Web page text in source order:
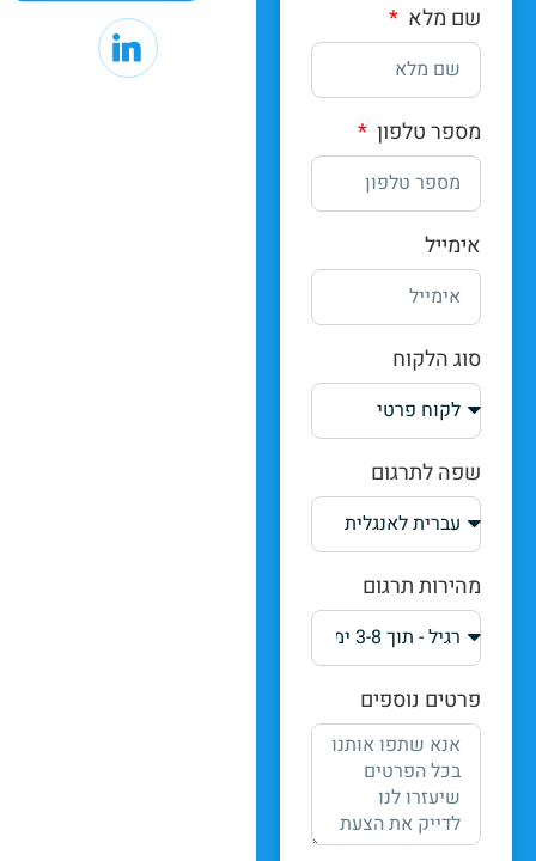
שם מלא
מספר טלפון
אימייל
סוג הלקוח
שפה לתרגום
מהירות תרגום
פרטים נוספים